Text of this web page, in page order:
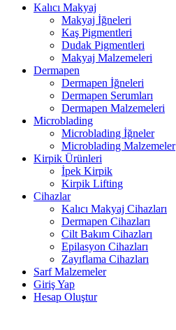
Kalıcı Makyaj
Makyaj İğneleri
Kaş Pigmentleri
Dudak Pigmentleri
Makyaj Malzemeleri
Dermapen
Dermapen İğneleri
Dermapen Serumları
Dermapen Malzemeleri
Microblading
Microblading İğneler
Microblading Malzemeler
Kirpik Ürünleri
İpek Kirpik
Kirpik Lifting
Cihazlar
Kalıcı Makyaj Cihazları
Dermapen Cihazları
Cilt Bakım Cihazları
Epilasyon Cihazları
Zayıflama Cihazları
Sarf Malzemeler
Giriş Yap
Hesap Oluştur